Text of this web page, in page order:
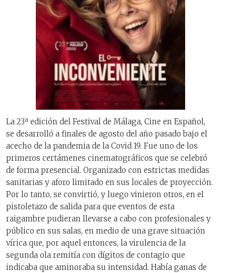
La 23ª edición del Festival de Málaga, Cine en Español,
se desarrolló a finales de agosto del año pasado bajo el
acecho de la pandemia de la Covid 19. Fue uno de los
primeros certámenes cinematográficos que se celebró
de forma presencial. Organizado con estrictas medidas
sanitarias y aforo limitado en sus locales de proyección.
Por lo tanto, se convirtió, y luego vinieron otros, en el
pistoletazo de salida para que eventos de esta
raigambre pudieran llevarse a cabo con profesionales y
público en sus salas, en medio de una grave situación
vírica que, por aquel entonces, la virulencia de la
segunda ola remitía con dígitos de contagio que
indicaba que aminoraba su intensidad. Había ganas de